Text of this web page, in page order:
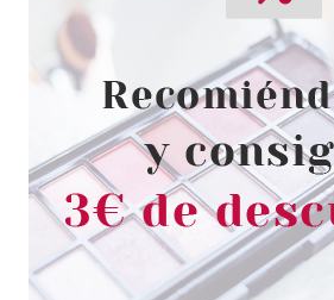
AFTERSUN MIST 150
Pvr 20.30€
-37%
desde